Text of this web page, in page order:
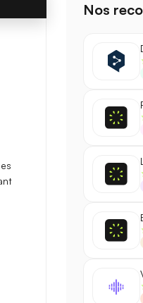
90,3 / 100
Nos